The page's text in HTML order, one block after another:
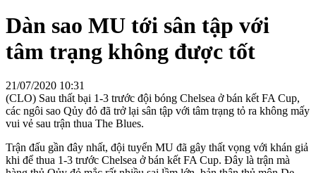
Dàn sao MU tới sân tập với
tâm trạng không được tốt
21/07/2020 10:31
(CLO) Sau thất bại 1-3 trước đội bóng Chelsea ở bán kết FA Cup,
các ngôi sao Qủy đỏ đã trở lại sân tập với tâm trạng tỏ ra không mấy
vui vẻ sau trận thua The Blues.
Trận đấu gần đây nhất, đội tuyển MU đã gây thất vọng với khán giả
khi để thua 1-3 trước Chelsea ở bán kết FA Cup. Đây là trận mà